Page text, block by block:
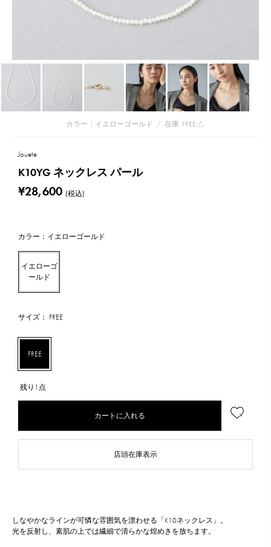
カラー：イエローゴールド / 在庫 FREE:△
Jouete
K10YG ネックレス パール
¥28,600 (税込)
カラー：イエローゴールド
イエローゴ
ールド
サイズ： FREE
FREE
残り1点
カートに入れる
店頭在庫表示
しなやかなラインが可憐な雰囲気を漂わせる「K10ネックレス」。
光を反射し、素肌の上では繊細で清らかな煌めきを放ちます。